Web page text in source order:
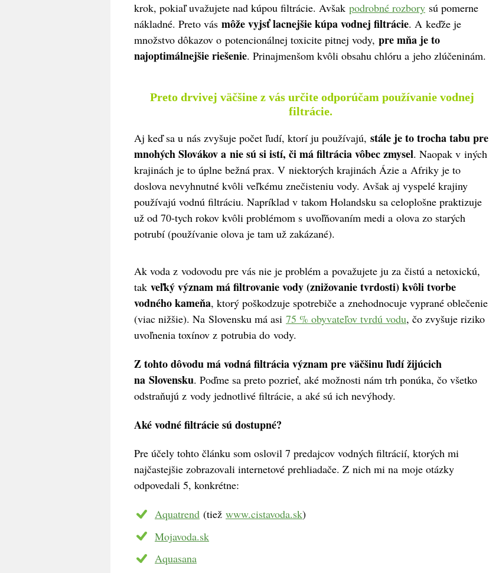
krok, pokiaľ uvažujete nad kúpou filtrácie. Avšak podrobné rozbory sú pomerne
nákladné. Preto vás môže vyjsť lacnejšie kúpa vodnej filtrácie. A keďže je
množstvo dôkazov o potencionálnej toxicite pitnej vody, pre mňa je to
najoptimálnejšie riešenie. Prinajmenšom kvôli obsahu chlóru a jeho zlúčeninám.
Preto drvivej väčšine z vás určite odporúčam používanie vodnej
filtrácie.
Aj keď sa u nás zvyšuje počet ľudí, ktorí ju používajú, stále je to trocha tabu pre
mnohých Slovákov a nie sú si istí, či má filtrácia vôbec zmysel. Naopak v iných
krajinách je to úplne bežná prax. V niektorých krajinách Ázie a Afriky je to
doslova nevyhnutné kvôli veľkému znečisteniu vody. Avšak aj vyspelé krajiny
používajú vodnú filtráciu. Napríklad v takom Holandsku sa celoplošne praktizuje
už od 70-tych rokov kvôli problémom s uvoľňovaním medi a olova zo starých
potrubí (používanie olova je tam už zakázané).
Ak voda z vodovodu pre vás nie je problém a považujete ju za čistú a netoxickú,
tak veľký význam má filtrovanie vody (znižovanie tvrdosti) kvôli tvorbe
vodného kameňa, ktorý poškodzuje spotrebiče a znehodnocuje vyprané oblečenie
(viac nižšie). Na Slovensku má asi 75 % obyvateľov tvrdú vodu, čo zvyšuje riziko
uvoľnenia toxínov z potrubia do vody.
Z tohto dôvodu má vodná filtrácia význam pre väčšinu ľudí žijúcich
na Slovensku. Poďme sa preto pozrieť, aké možnosti nám trh ponúka, čo všetko
odstraňujú z vody jednotlivé filtrácie, a aké sú ich nevýhody.
Aké vodné filtrácie sú dostupné?
Pre účely tohto článku som oslovil 7 predajcov vodných filtrácií, ktorých mi
najčastejšie zobrazovali internetové prehliadače. Z nich mi na moje otázky
odpovedali 5, konkrétne:
Aquatrend (tiež www.cistavoda.sk)
Mojavoda.sk
Aquasana